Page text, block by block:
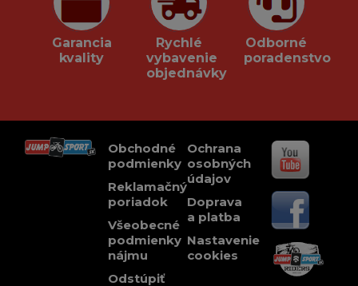
Garancia
kvality
Rychlé
vybavenie
objednávky
Odborné
poradenstvo
Obchodné
podmienky
Reklamačný
poriadok
Všeobecné
podmienky
nájmu
Odstúpiť
Ochrana
osobných
údajov
Doprava
a platba
Nastavenie
cookies